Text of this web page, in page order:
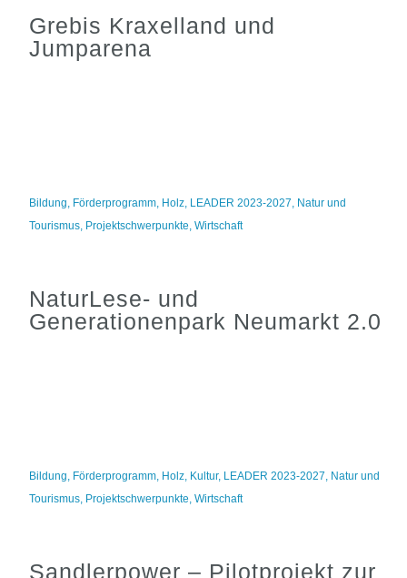
Grebis Kraxelland und
Jumparena
Bildung, Förderprogramm, Holz, LEADER 2023-2027, Natur und
Tourismus, Projektschwerpunkte,Wirtschaft
NaturLese- und
Generationenpark Neumarkt 2.0
Bildung, Förderprogramm, Holz, Kultur, LEADER 2023-2027, Natur und
Tourismus, Projektschwerpunkte,Wirtschaft
Sandlerpower – Pilotprojekt zur